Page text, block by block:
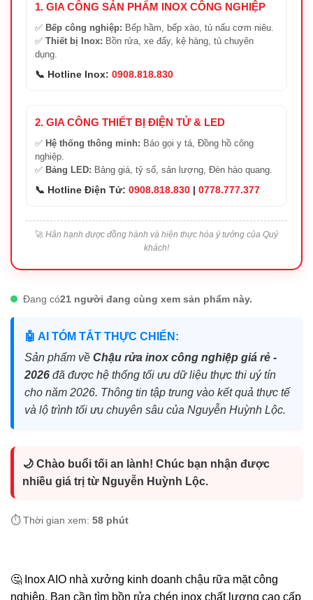
1. GIA CÔNG SẢN PHẨM INOX CÔNG NGHIỆP
✅ Bếp công nghiệp: Bếp hầm, bếp xào, tủ nấu cơm niêu.
✅ Thiết bị Inox: Bồn rửa, xe đẩy, kệ hàng, tủ chuyên
dụng.
📞 Hotline Inox: 0908.818.830
2. GIA CÔNG THIẾT BỊ ĐIỆN TỬ & LED
✅ Hệ thống thông minh: Báo gọi y tá, Đồng hồ công
nghiệp.
✅ Bảng LED: Bảng giá, tỷ số, sản lượng, Đèn hào quang.
📞 Hotline Điện Tử: 0908.818.830 | 0778.777.377
🚀 Hân hạnh được đồng hành và hiện thực hóa ý tưởng của Quý
khách!
Đang có21 người đang cùng xem sản phẩm này.
🤖 AI TÓM TẮT THỰC CHIẾN:
Sản phẩm về Chậu rửa inox công nghiệp giá rẻ -
2026 đã được hệ thống tối ưu dữ liệu thực thi uý tín
cho năm 2026. Thông tin tập trung vào kết quả thực tế
và lộ trình tối ưu chuyên sâu của Nguyễn Huỳnh Lộc.
🌙 Chào buổi tối an lành! Chúc bạn nhận được
nhiều giá trị từ Nguyễn Huỳnh Lộc.
⏱️ Thời gian xem: 58 phút
🤔 Inox AIO nhà xưởng kinh doanh chậu rữa mặt công
nghiệp. Bạn cần tìm bồn rửa chén inox chất lượng cao cấp